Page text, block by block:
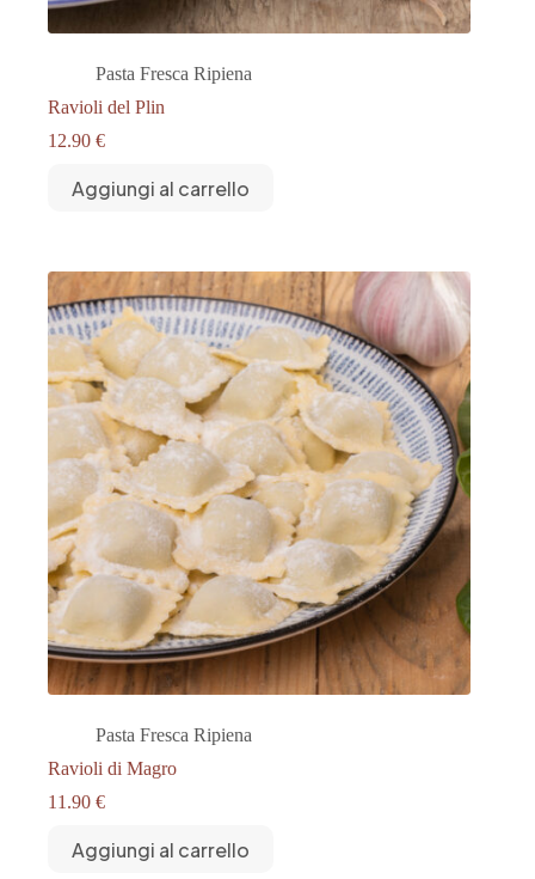
Pasta Fresca Ripiena
Ravioli del Plin
12.90 €
Aggiungi al carrello
Pasta Fresca Ripiena
Ravioli di Magro
11.90 €
Aggiungi al carrello